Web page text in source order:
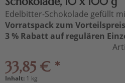
Edelbitter-Schokolade gefüllt
Vorratspack zum
3 % Rabatt auf regulären
33,85 € *
Inhalt: 1 kg